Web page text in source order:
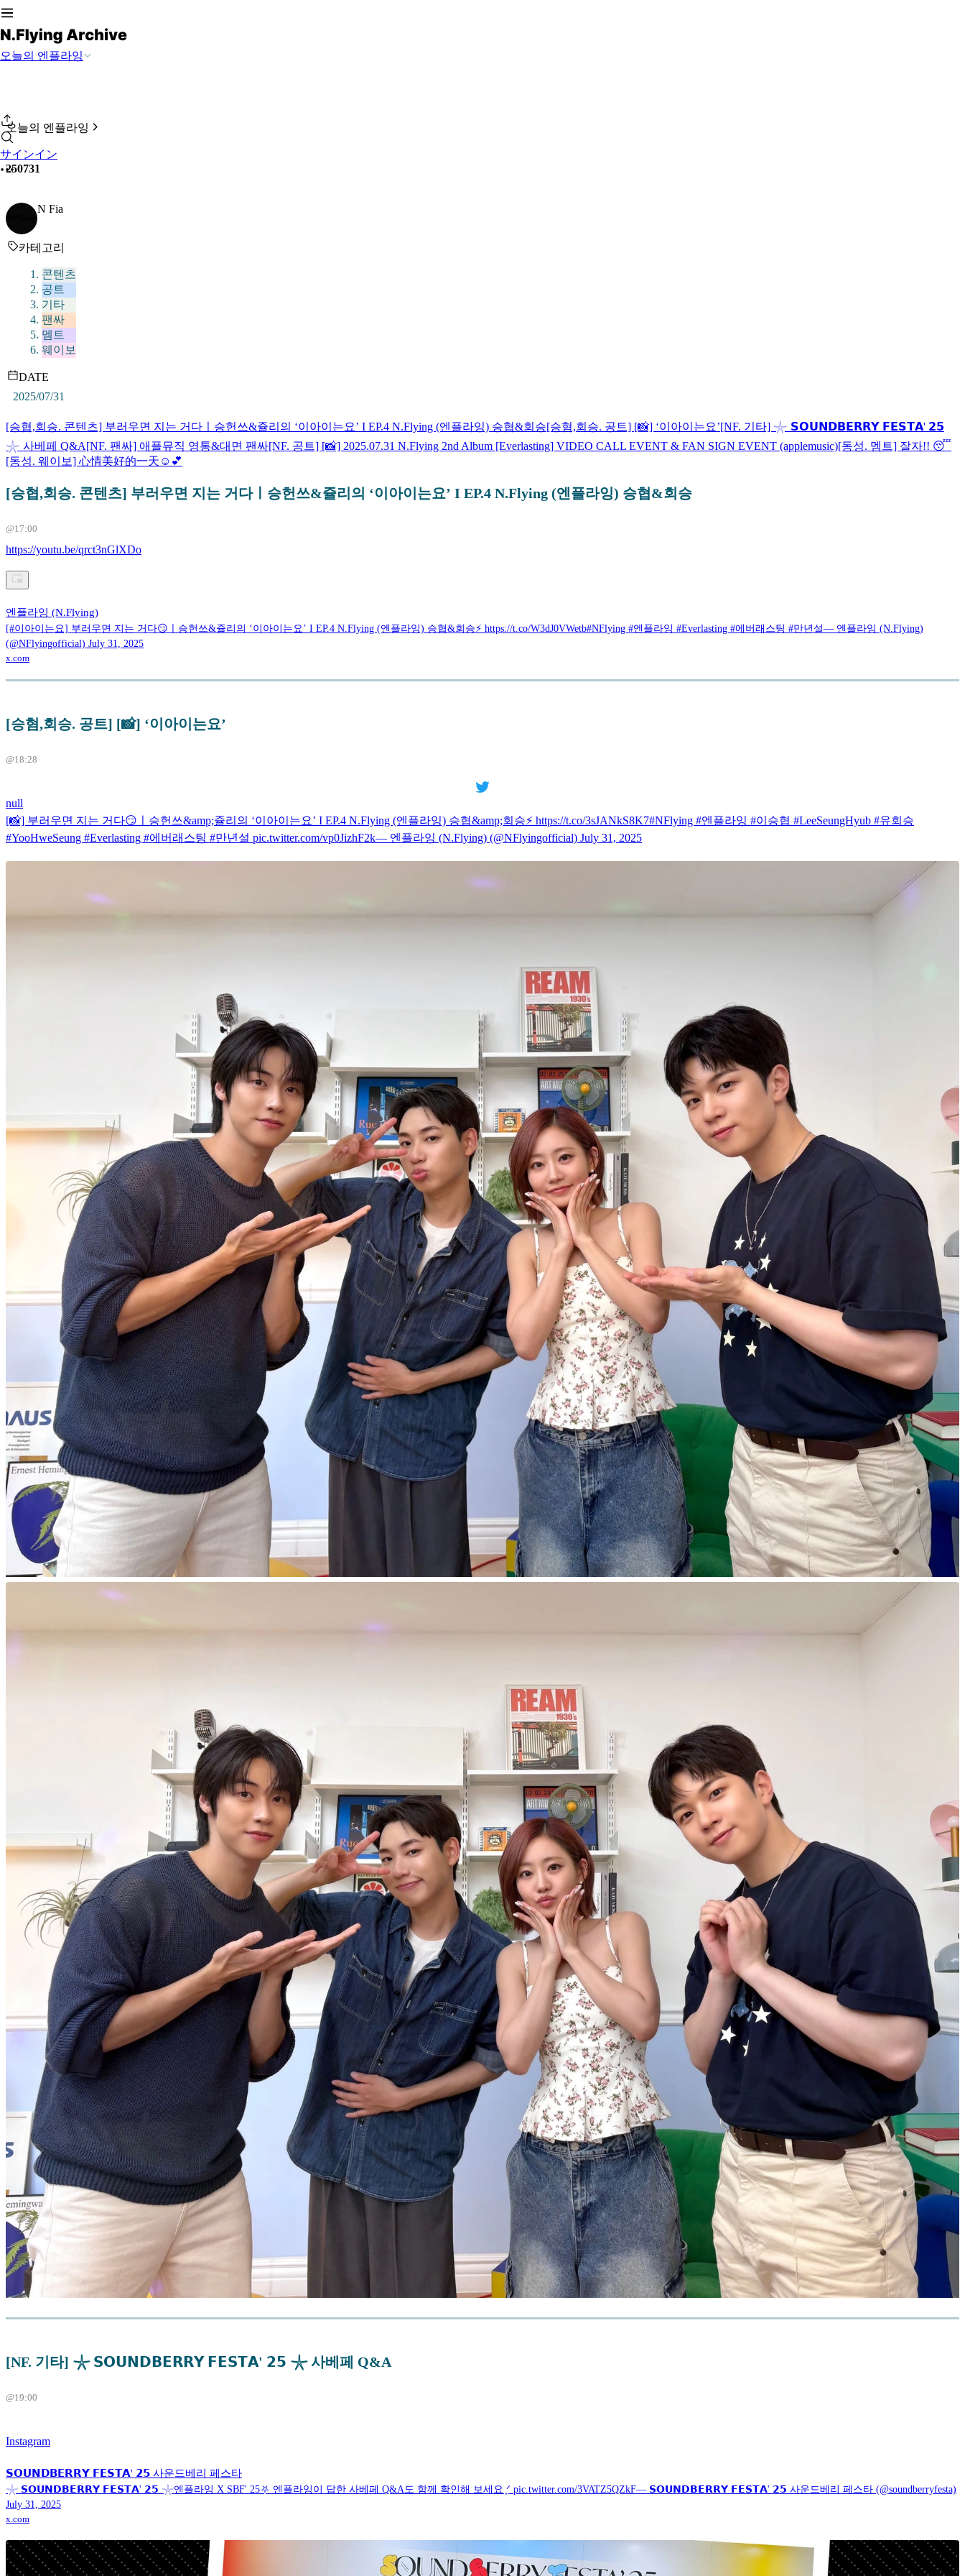
오늘의 엔플라잉
サインイン
오늘의 엔플라잉
250731
N Fia
카테고리
콘텐츠
공트
기타
팬싸
멤트
웨이보
DATE
2025/07/31
[승협,회승. 콘텐츠] 부러우면 지는 거다ㅣ승헌쓰&쥴리의 ‘이아이는요’ I EP.4 N.Flying (엔플라잉) 승협&회승[승혐,회승. 공트] [📸] ‘이아이는요’[NF. 기타] 𓇼 𝗦𝗢𝗨𝗡𝗗𝗕𝗘𝗥𝗥𝗬 𝗙𝗘𝗦𝗧𝗔' 𝟮𝟱
𓇼 사베페 Q&A[NF. 팬싸] 애플뮤직 영통&대면 팬싸[NF. 공트] [📸] 2025.07.31 N.Flying 2nd Album [Everlasting] VIDEO CALL EVENT & FAN SIGN EVENT (applemusic)[동성. 멤트] 잘자!! 😴
[동성. 웨이보] 心情美好的一天☺️💕
[승협,회승. 콘텐츠] 부러우면 지는 거다ㅣ승헌쓰&쥴리의 ‘이아이는요’ I EP.4 N.Flying (엔플라잉) 승협&회승
@17:00
https://youtu.be/qrct3nGlXDo
엔플라잉 (N.Flying)
[#이아이는요] 부러우면 지는 거다😏ㅣ승헌쓰&쥴리의 ‘이아이는요’ I EP.4 N.Flying (엔플라잉) 승협&회승⚡ https://t.co/W3dJ0VWetb#NFlying #엔플라잉 #Everlasting #에버래스팅 #만년설— 엔플라잉 (N.Flying)
(@NFlyingofficial) July 31, 2025
x.com
[승혐,회승. 공트] [📸] ‘이아이는요’
@18:28
null
[📸] 부러우면 지는 거다😏ㅣ승헌쓰&amp;쥴리의 ‘이아이는요’ I EP.4 N.Flying (엔플라잉) 승협&amp;회승⚡ https://t.co/3sJANkS8K7#NFlying #엔플라잉 #이승협 #LeeSeungHyub #유회승
#YooHweSeung #Everlasting #에버래스팅 #만년설 pic.twitter.com/vp0JizhF2k— 엔플라잉 (N.Flying) (@NFlyingofficial) July 31, 2025
[NF. 기타] 𓇼 𝗦𝗢𝗨𝗡𝗗𝗕𝗘𝗥𝗥𝗬 𝗙𝗘𝗦𝗧𝗔' 𝟮𝟱 𓇼 사베페 Q&A
@19:00
Instagram
𝗦𝗢𝗨𝗡𝗗𝗕𝗘𝗥𝗥𝗬 𝗙𝗘𝗦𝗧𝗔' 𝟮𝟱 사운드베리 페스타
𓇼 𝗦𝗢𝗨𝗡𝗗𝗕𝗘𝗥𝗥𝗬 𝗙𝗘𝗦𝗧𝗔' 𝟮𝟱 𓇼엔플라잉 X SBF' 25⛧ 엔플라잉이 답한 사베페 Q&A도 함께 확인해 보세요 ͙ᐟ pic.twitter.com/3VATZ5QZkF— 𝗦𝗢𝗨𝗡𝗗𝗕𝗘𝗥𝗥𝗬 𝗙𝗘𝗦𝗧𝗔' 𝟮𝟱 사운드베리 페스타 (@soundberryfesta)
July 31, 2025
x.com